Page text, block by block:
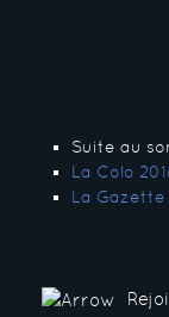
Suite au
La Colo
La